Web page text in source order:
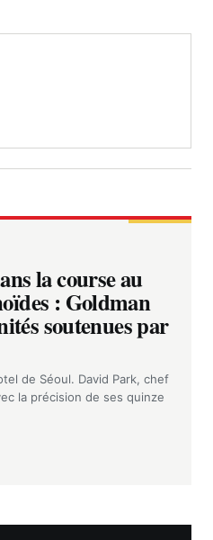
la course au
: Goldman
soutenues par
de Séoul. David Park, chef
la précision de ses quinze